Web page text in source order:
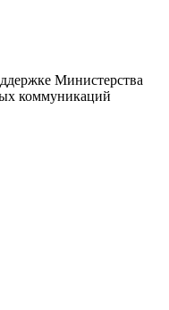
Министерства
коммуникаций